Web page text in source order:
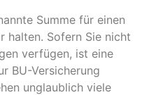
Summe für einen
halten. Sofern Sie nicht
verfügen, ist eine
BU-Versicherung
unglaublich viele